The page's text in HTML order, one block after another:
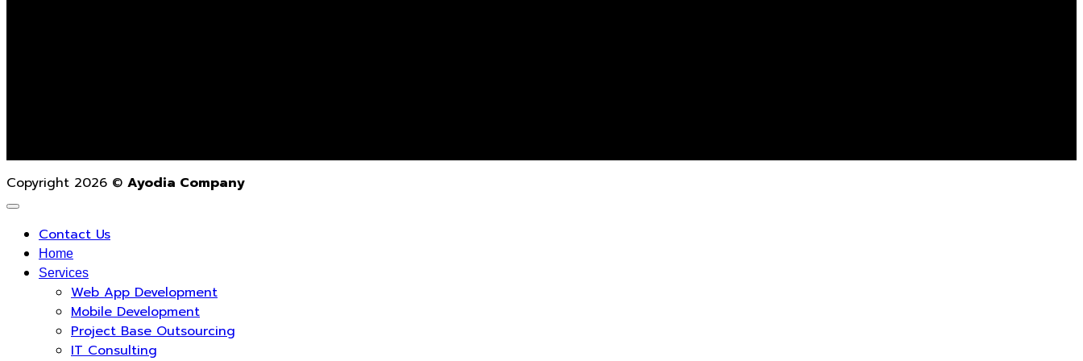
Copyright 2026 © Ayodia Company
Contact Us
Home
Services
Web App Development
Mobile Development
Project Base Outsourcing
IT Consulting